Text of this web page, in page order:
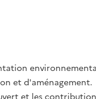
et d'aménagement.